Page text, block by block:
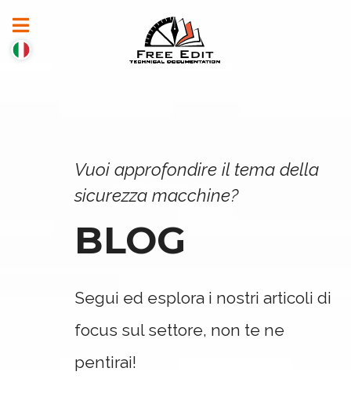
Vuoi approfondire il tema della
sicurezza macchine?
BLOG
Segui ed esplora i nostri articoli di
focus sul settore, non te ne
pentirai!